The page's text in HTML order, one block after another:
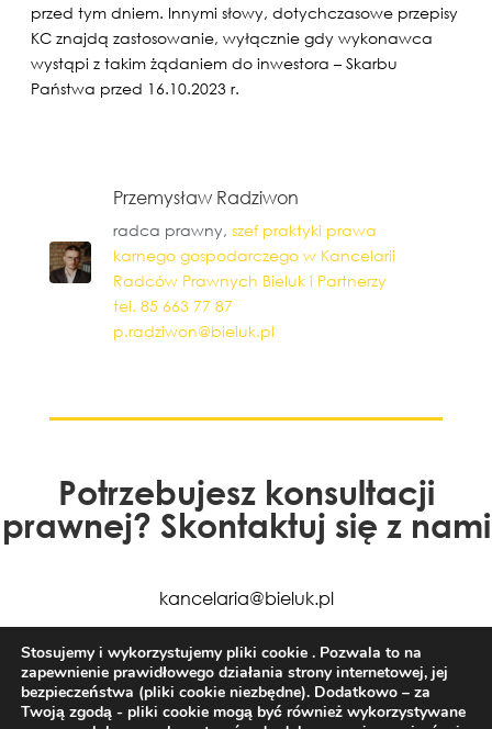
przed tym dniem. Innymi słowy, dotychczasowe przepisy
KC znajdą zastosowanie, wyłącznie gdy wykonawca
wystąpi z takim żądaniem do inwestora – Skarbu
Państwa przed 16.10.2023 r.
Przemysław Radziwon
radca prawny,szef praktyki prawa
karnego gospodarczego w Kancelarii
Radców Prawnych Bieluk i Partnerzy
tel. 85 663 77 87
p.radziwon@bieluk.pl
Potrzebujesz konsultacji
prawnej? Skontaktuj się z nami
kancelaria@bieluk.pl
Stosujemy i wykorzystujemy pliki cookie . Pozwala to na
zapewnienie prawidłowego działania strony internetowej, jej
bezpieczeństwa (pliki cookie niezbędne). Dodatkowo – za
Twoją zgodą - pliki cookie mogą być również wykorzystywane